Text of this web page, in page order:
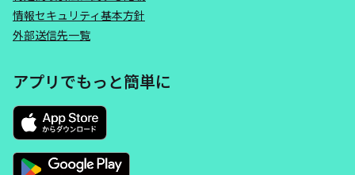
情報セキュリティ基本方針
外部送信先一覧
アプリでもっと簡単に